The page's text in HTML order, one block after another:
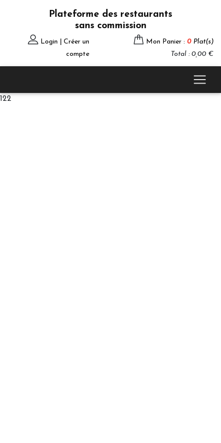
Plateforme des restaurants
sans commission
Login | Créer un
compte
Mon Panier : 0 Plat(s)
Total : 0,00 €
122